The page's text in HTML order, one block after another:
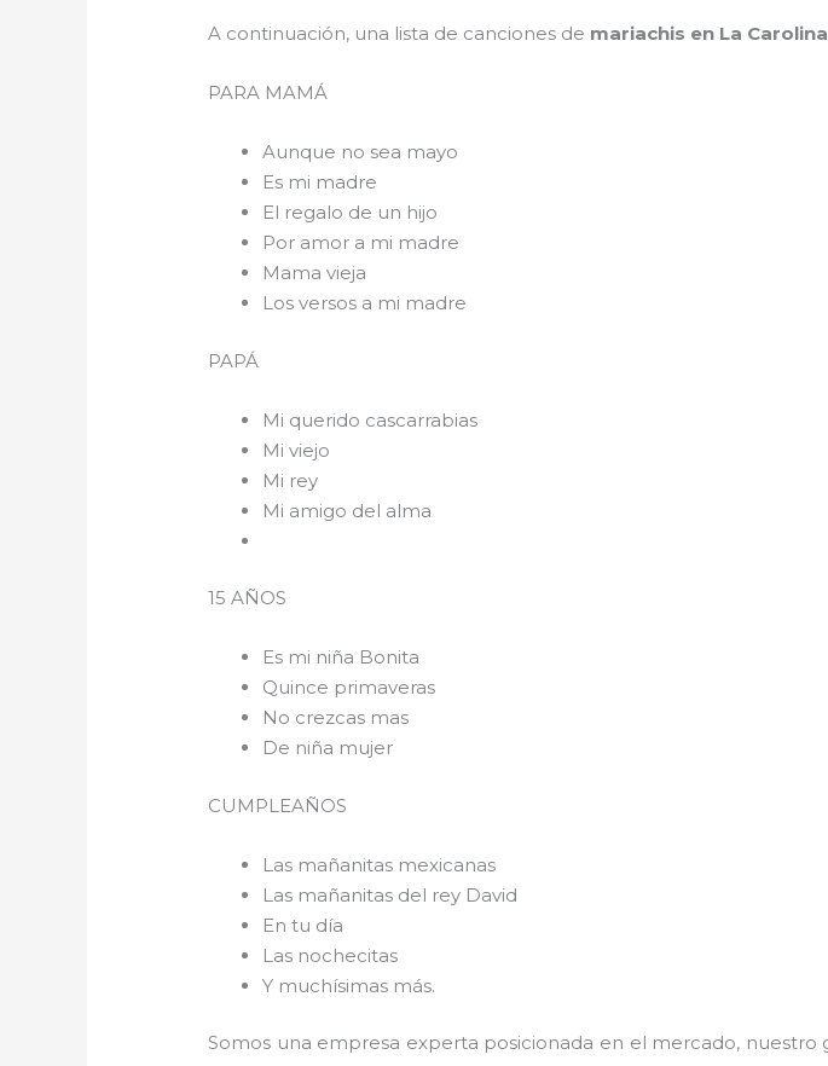
A continuación, una lista de canciones de mariachis en La
PARA MAMÁ
Aunque no sea mayo
Es mi madre
El regalo de un hijo
Por amor a mi madre
Mama vieja
Los versos a mi madre
PAPÁ
Mi querido cascarrabias
Mi viejo
Mi rey
Mi amigo del alma
15 AÑOS
Es mi niña Bonita
Quince primaveras
No crezcas mas
De niña mujer
CUMPLEAÑOS
Las mañanitas mexicanas
Las mañanitas del rey David
En tu día
Las nochecitas
Y muchísimas más.
Somos una empresa experta posicionada en el mercado, nuestro